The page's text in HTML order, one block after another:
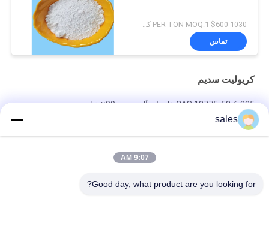
$600-1030 PER TON MOQ:1 کیلوگرم
تماس
کریولیت سدیم
CAS 13775-53-6 325 فلوراید آلومینیوم 99٪ خلوص مصنوعی
کریولیت
بیش از 1000 مش سدیم Cryolite CAS 13775-53-6 درجه صنعتی
وزن مولکولی 209.94 کریولیت سدیم ترکیب شیمیایی محلول در آب
sales
9:07 AM
Good day, what product are you looking for?